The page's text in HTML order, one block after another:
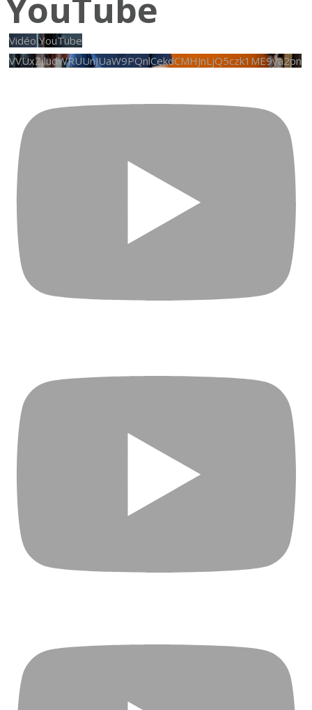
YouTube
Vidéo YouTube
VVUxZjludWRUUnJUaW9PQnlCekdCMHJnLjQ5czk1ME9ya2pn